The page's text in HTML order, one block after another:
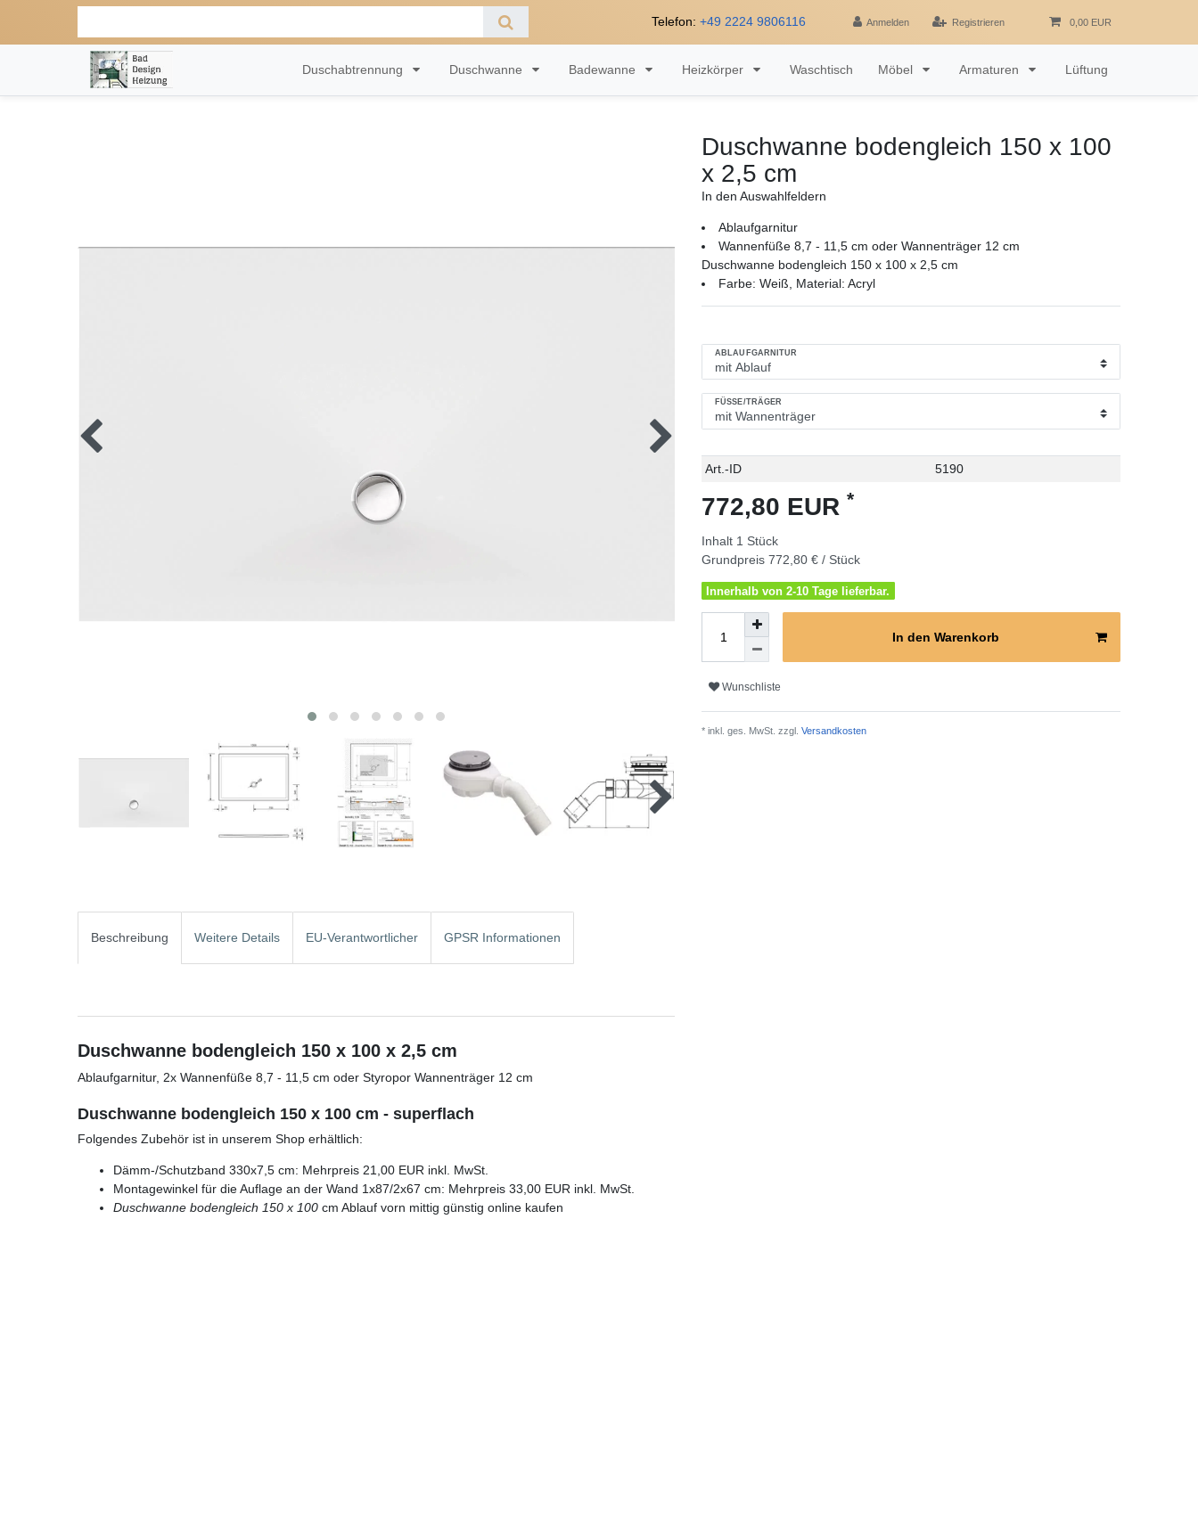
Telefon: +49 2224 9806116 Anmelden Registrieren 0,00 EUR
Duschabtrennung Duschwanne Badewanne Heizkörper Waschtisch Möbel Armaturen Lüftung
Duschwanne bodengleich 150 x 100
x 2,5 cm
In den Auswahlfeldern
Ablaufgarnitur
Wannenfüße 8,7 - 11,5 cm oder Wannenträger 12 cm
Duschwanne bodengleich 150 x 100 x 2,5 cm
Farbe: Weiß, Material: Acryl
ABLAUFGARNITUR
FÜSSE/TRÄGER
Technisches
Wert
Art.-ID 5190
772,80 EUR *
Inhalt 1 Stück
Grundpreis 772,80 € / Stück
Innerhalb von 2-10 Tage lieferbar.
In den Warenkorb
Wunschliste
* inkl. ges. MwSt. zzgl. Versandkosten
Beschreibung Weitere Details EU-Verantwortlicher GPSR Informationen
Duschwanne bodengleich 150 x 100 x 2,5 cm
Ablaufgarnitur, 2x Wannenfüße 8,7 - 11,5 cm oder Styropor Wannenträger 12 cm
Duschwanne bodengleich 150 x 100 cm - superflach
Folgendes Zubehör ist in unserem Shop erhältlich:
Dämm-/Schutzband 330x7,5 cm: Mehrpreis 21,00 EUR inkl. MwSt.
Montagewinkel für die Auflage an der Wand 1x87/2x67 cm: Mehrpreis 33,00 EUR inkl. MwSt.
Duschwanne bodengleich 150 x 100 cm Ablauf vorn mittig günstig online kaufen